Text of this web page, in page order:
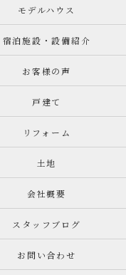
モデルハウス
宿泊施設・設備紹介
お客様の声
戸建て
リフォーム
土地
会社概要
スタッフブログ
お問い合わせ